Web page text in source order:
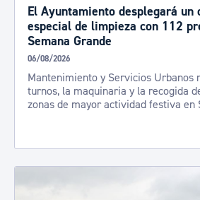
El Ayuntamiento desplegará un
especial de limpieza con 112
Semana Grande
06/08/2026
Mantenimiento y Servicios Urbanos
turnos, la maquinaria y la recogida
zonas de mayor actividad festiva en